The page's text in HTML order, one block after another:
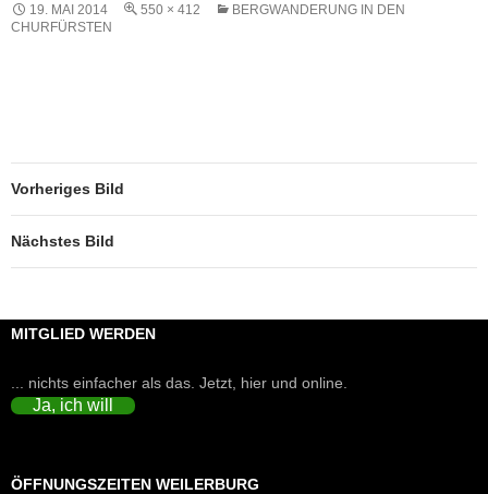
19. MAI 2014 550 × 412
BERGWANDERUNG IN DEN
CHURFÜRSTEN
Vorheriges Bild
Nächstes Bild
MITGLIED WERDEN
... nichts einfacher als das. Jetzt, hier und online.
Ja, ich will
ÖFFNUNGSZEITEN WEILERBURG